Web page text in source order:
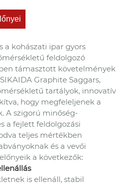
kohászati ​​ipar gyors
feldolgozó
támasztott követelmények
Graphite Saggars,
tartályok, innovatív
hogy megfeleljenek a
A szigorú minőség-
a fejlett feldolgozási
teljes mértékben
és a vevői
a következők:
is ellenáll, stabil